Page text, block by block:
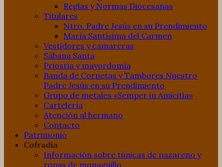
Reglas y Normas Diocesanas
Titulares
Ntro. Padre Jesús en su Prendimiento
María Santísima del Carmen
Vestidores y camareras
Sábana Santa
Priostía y mayordomía
Banda de Cornetas y Tambores Nuestro
Padre Jesús en su Prendimiento
Grupo de metales «Semper in Amicitia»
Cartelería
Atención al hermano
Contacto
Patrimonio
Cofradía
Información sobre túnicas de nazareno y
ropas de monaguillo